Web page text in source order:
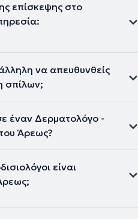
επίσκεψης στο
να απευθυνθείς
σπίλων;
έναν Δερματολόγο -
Άρεως?
είναι